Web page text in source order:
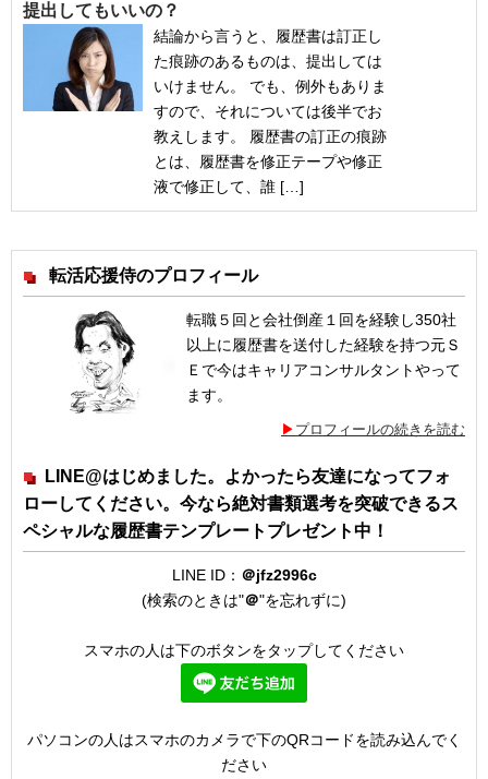
提出してもいいの？
結論から言うと、履歴書は訂正し
た痕跡のあるものは、提出しては
いけません。 でも、例外もありま
すので、それについては後半でお
教えします。 履歴書の訂正の痕跡
とは、履歴書を修正テープや修正
液で修正して、誰 […]
転活応援侍のプロフィール
転職５回と会社倒産１回を経験し350社
以上に履歴書を送付した経験を持つ元Ｓ
Ｅで今はキャリアコンサルタントやって
ます。
プロフィールの続きを読む
LINE@はじめました。よかったら友達になってフォ
ローしてください。今なら絶対書類選考を突破できるス
ペシャルな履歴書テンプレートプレゼント中！
LINE ID： ＠jfz2996c
(検索のときは"＠"を忘れずに)
スマホの人は下のボタンをタップしてください
パソコンの人はスマホのカメラで下のQRコードを読み込んでく
ださい